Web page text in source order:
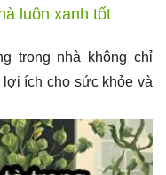
luôn xanh tốt
trong nhà không chỉ
ích cho sức khỏe và